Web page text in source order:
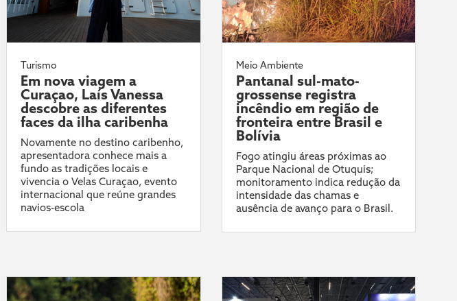
Turismo
Em nova viagem a
Curaçao, Laís Vanessa
descobre as diferentes
faces da ilha caribenha
Novamente no destino caribenho,
apresentadora conhece mais a
fundo as tradições locais e
vivencia o Velas Curaçao, evento
internacional que reúne grandes
navios-escola
Meio Ambiente
Pantanal sul-mato-
grossense registra
incêndio em região de
fronteira entre Brasil e
Bolívia
Fogo atingiu áreas próximas ao
Parque Nacional de Otuquis;
monitoramento indica redução da
intensidade das chamas e
ausência de avanço para o Brasil.